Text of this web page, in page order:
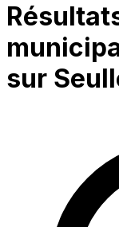
sur